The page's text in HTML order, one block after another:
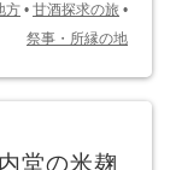
方 • 甘酒探求の旅 •
祭事・所縁の地
堂の米麹